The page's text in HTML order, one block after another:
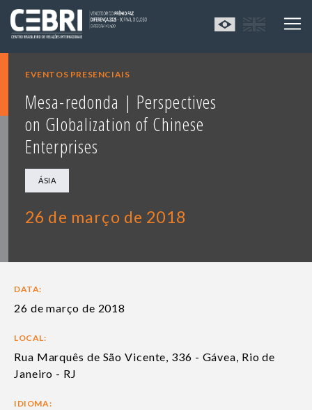
EVENTOS PRESENCIAIS
Mesa-redonda | Perspectives
on Globalization of Chinese
Enterprises
ÁSIA
26 de março de 2018
DATA:
26 de março de 2018
LOCAL:
Rua Marquês de São Vicente, 336 - Gávea, Rio de
Janeiro - RJ
IDIOMA: